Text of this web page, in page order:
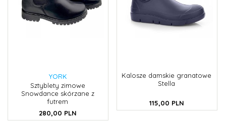
YORK
Sztyblety zimowe
Snowdance skórzane z
futrem
280,00 PLN
Kalosze damskie granatowe
Stella
115,00 PLN